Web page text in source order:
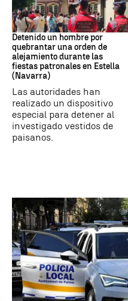
Detenido
Detenido un hombre por
quebrantar una orden de
alejamiento durante las
fiestas patronales en Estella
(Navarra)
Las autoridades han
realizado un dispositivo
especial para detener al
investigado vestidos de
paisanos.